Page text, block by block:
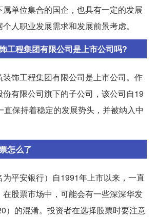
单位集合的国企，也具有一定的发展
人职业发展需求和发展前景考虑。
工程集团有限公司是上市公司吗?
饰工程集团有限公司是上市公司。作
有限公司旗下的子公司，该公司自19
直保持着稳定的发展势头，并被纳入中
怎么了
平安银行）自1991年上市以来，一直
股票市场中，可能会有一些深深华发
）的混淆。投资者在选择股票时要注意